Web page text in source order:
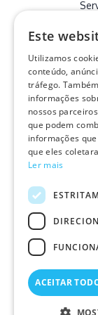
Este
Utilizamos
conteúdo,
tráfego.
informações
nossos
que podem
informações
que eles
Ler mais
ACEITAR